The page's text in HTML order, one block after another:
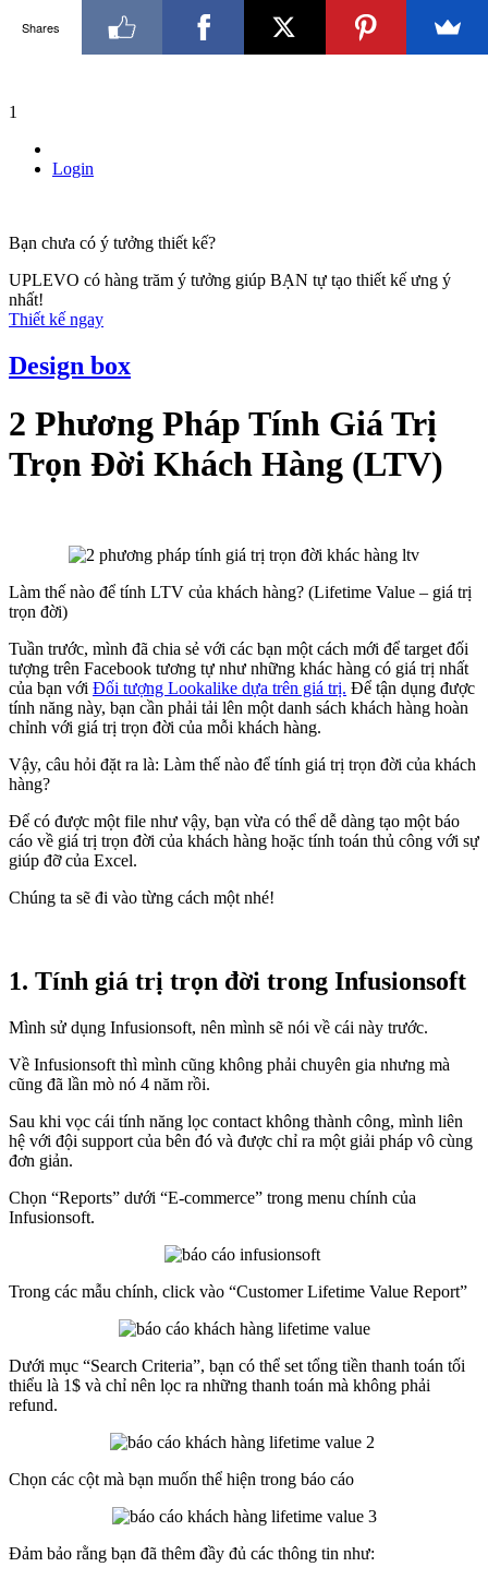
1
Login
Bạn chưa có ý tưởng thiết kế?
UPLEVO có hàng trăm ý tưởng giúp BẠN tự tạo thiết kế ưng ý
nhất!
Thiết kế ngay
Design box
2 Phương Pháp Tính Giá Trị
Trọn Đời Khách Hàng (LTV)
Làm thế nào để tính LTV của khách hàng? (Lifetime Value – giá trị
trọn đời)
Tuần trước, mình đã chia sẻ với các bạn một cách mới để target đối
tượng trên Facebook tương tự như những khác hàng có giá trị nhất
của bạn với Đối tượng Lookalike dựa trên giá trị. Để tận dụng được
tính năng này, bạn cần phải tải lên một danh sách khách hàng hoàn
chỉnh với giá trị trọn đời của mỗi khách hàng.
Vậy, câu hỏi đặt ra là: Làm thế nào để tính giá trị trọn đời của khách
hàng?
Để có được một file như vậy, bạn vừa có thể dễ dàng tạo một báo
cáo về giá trị trọn đời của khách hàng hoặc tính toán thủ công với sự
giúp đỡ của Excel.
Chúng ta sẽ đi vào từng cách một nhé!
1. Tính giá trị trọn đời trong Infusionsoft
Mình sử dụng Infusionsoft, nên mình sẽ nói về cái này trước.
Về Infusionsoft thì mình cũng không phải chuyên gia nhưng mà
cũng đã lần mò nó 4 năm rồi.
Sau khi vọc cái tính năng lọc contact không thành công, mình liên
hệ với đội support của bên đó và được chỉ ra một giải pháp vô cùng
đơn giản.
Chọn “Reports” dưới “E-commerce” trong menu chính của
Infusionsoft.
Trong các mẫu chính, click vào “Customer Lifetime Value Report”
Dưới mục “Search Criteria”, bạn có thể set tổng tiền thanh toán tối
thiểu là 1$ và chỉ nên lọc ra những thanh toán mà không phải
refund.
Chọn các cột mà bạn muốn thể hiện trong báo cáo
Đảm bảo rằng bạn đã thêm đầy đủ các thông tin như:
Shares